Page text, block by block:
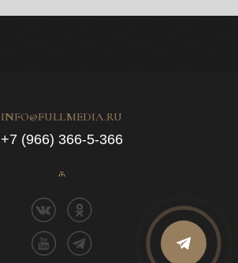
INFO@FULLMEDIA.RU
+7 (966) 366-5-366